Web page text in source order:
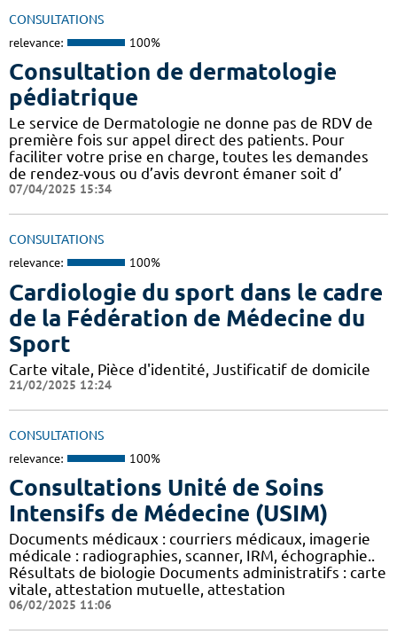
CONSULTATIONS
relevance: 100%
Consultation de dermatologie
pédiatrique
Le service de Dermatologie ne donne pas de RDV de
première fois sur appel direct des patients. Pour
faciliter votre prise en charge, toutes les demandes
de rendez-vous ou d’avis devront émaner soit d’
07/04/2025 15:34
CONSULTATIONS
relevance: 100%
Cardiologie du sport dans le cadre
de la Fédération de Médecine du
Sport
Carte vitale, Pièce d'identité, Justificatif de domicile
21/02/2025 12:24
CONSULTATIONS
relevance: 100%
Consultations Unité de Soins
Intensifs de Médecine (USIM)
Documents médicaux : courriers médicaux, imagerie
médicale : radiographies, scanner, IRM, échographie..
Résultats de biologie Documents administratifs : carte
vitale, attestation mutuelle, attestation
06/02/2025 11:06